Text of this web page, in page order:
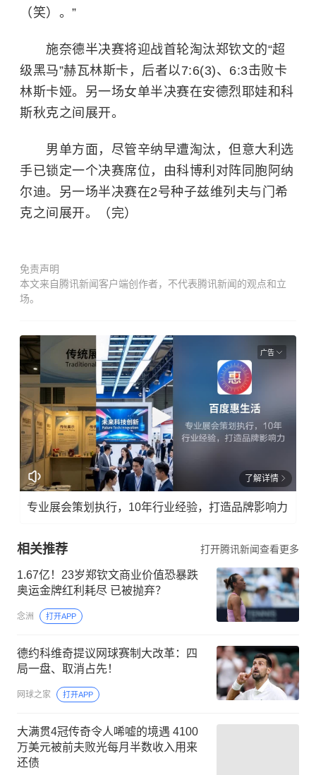
（笑）。”
施奈德半决赛将迎战首轮淘汰郑钦文的“超
级黑马”赫瓦林斯卡，后者以7:6(3)、6:3击败卡
林斯卡娅。另一场女单半决赛在安德烈耶娃和科
斯秋克之间展开。
男单方面，尽管辛纳早遭淘汰，但意大利选
手已锁定一个决赛席位，由科博利对阵同胞阿纳
尔迪。另一场半决赛在2号种子兹维列夫与门希
克之间展开。（完）
免责声明
本文来自腾讯新闻客户端创作者，不代表腾讯新闻的观点和立
场。
广告
了解详情
专业展会策划执行，10年行业经验，打造品牌影响力
相关推荐 打开腾讯新闻查看更多
1.67亿！23岁郑钦文商业价值恐暴跌
奥运金牌红利耗尽 已被抛弃？
念洲 打开APP
德约科维奇提议网球赛制大改革：四
局一盘、取消占先！
网球之家 打开APP
大满贯4冠传奇令人唏嘘的境遇 4100
万美元被前夫败光每月半数收入用来
还债